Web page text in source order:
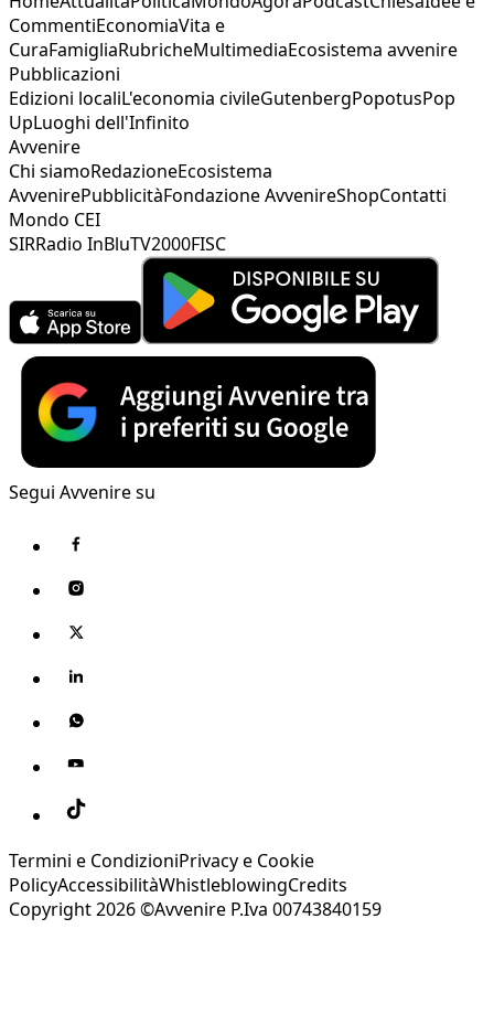
CommentiEconomiaVita e
CuraFamigliaRubricheMultimediaEcosistema avvenire
Pubblicazioni
Edizioni localiL'economia civileGutenbergPopotusPop
UpLuoghi dell'Infinito
Avvenire
Chi siamoRedazioneEcosistema
AvvenirePubblicitàFondazione AvvenireShopContatti
Mondo CEI
SIRRadio InBluTV2000FISC
Segui Avvenire su
Termini e CondizioniPrivacy e Cookie
PolicyAccessibilitàWhistleblowingCredits
Copyright 2026 ©Avvenire P.Iva 00743840159